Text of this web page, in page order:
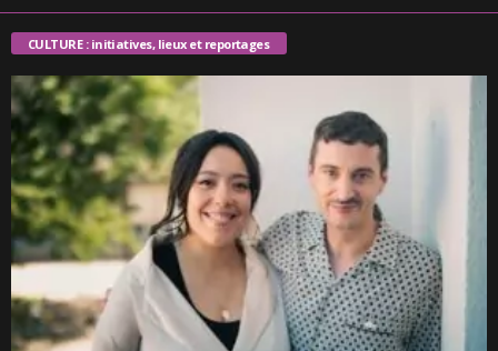
CULTURE : initiatives, lieux et reportages